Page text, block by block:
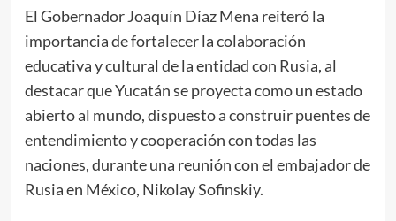
El Gobernador Joaquín Díaz Mena reiteró la
importancia de fortalecer la colaboración
educativa y cultural de la entidad con Rusia, al
destacar que Yucatán se proyecta como un estado
abierto al mundo, dispuesto a construir puentes de
entendimiento y cooperación con todas las
naciones, durante una reunión con el embajador de
Rusia en México, Nikolay Sofinskiy.